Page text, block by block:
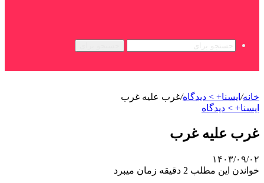
خانه/ ایسنا+ > دیدگاه/غرب علیه غرب
ایسنا+ > دیدگاه
غرب علیه غرب
۱۴۰۳/۰۹/۰۲
خواندن این مطلب 2 دقیقه زمان میبرد